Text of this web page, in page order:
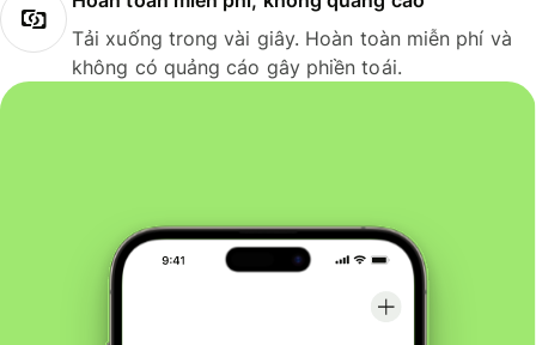
Tải xuống trong vài giây. Hoàn toàn miễn phí và
không có quảng cáo gây phiền toái.